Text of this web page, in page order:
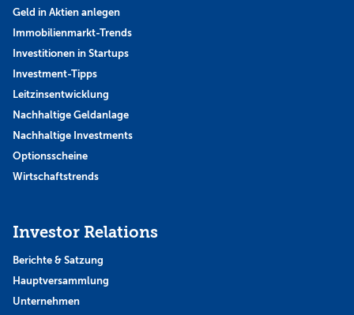
Geld in Aktien anlegen
Immobilienmarkt-Trends
Investitionen in Startups
Investment-Tipps
Leitzinsentwicklung
Nachhaltige Geldanlage
Nachhaltige Investments
Optionsscheine
Wirtschaftstrends
Investor Relations
Berichte & Satzung
Hauptversammlung
Unternehmen